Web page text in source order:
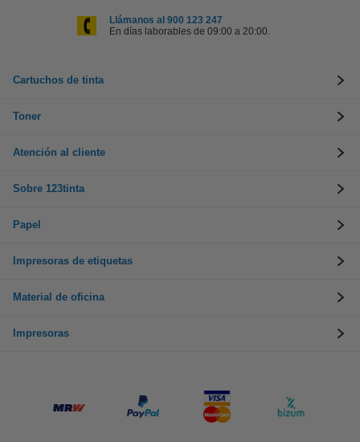
Llámanos al 900 123 247
En días laborables de 09:00 a 20:00.
Cartuchos de tinta
Toner
Atención al cliente
Sobre 123tinta
Papel
Impresoras de etiquetas
Material de oficina
Impresoras